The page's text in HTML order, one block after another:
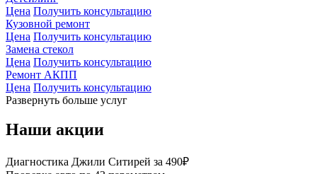
Цена Получить консультацию
Кузовной ремонт
Цена Получить консультацию
Замена стекол
Цена Получить консультацию
Ремонт АКПП
Цена Получить консультацию
Развернуть больше услуг
Наши акции
Диагностика Джили Ситирей за 490₽